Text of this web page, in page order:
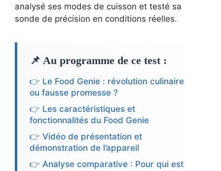
analysé ses modes de cuisson et testé sa
sonde de précision en conditions réelles.
📌 Au programme de ce test :
👉 Le Food Genie : révolution culinaire
ou fausse promesse ?
👉 Les caractéristiques et
fonctionnalités du Food Genie
👉 Vidéo de présentation et
démonstration de l’appareil
👉 Analyse comparative : Pour qui est